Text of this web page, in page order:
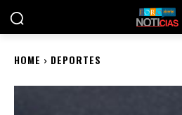
HOME DEPORTES